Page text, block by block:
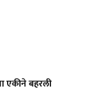
एकीने बहरली